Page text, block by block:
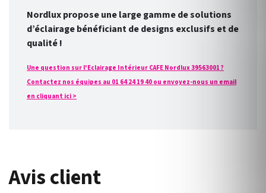
Nordlux propose une large gamme de solutions
d’éclairage bénéficiant de designs exclusifs et de
qualité !
Une question sur l'Eclairage Intérieur CAFE Nordlux 39563001 ?
Contactez nos équipes au 01 64 24 19 40 ou envoyez-nous un email
en cliquant ici >
Avis client